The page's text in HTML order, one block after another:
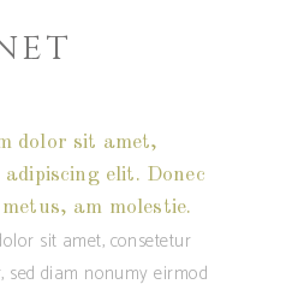
dolor sit amet,
elit. Donec
am molestie.
sit amet, consetetur
sed diam nonumy eirmod